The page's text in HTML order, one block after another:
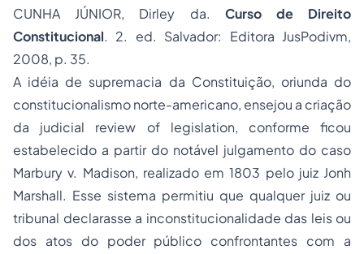
CUNHA JÚNIOR, Dirley da. Curso de Direito
Constitucional. 2. ed. Salvador: Editora JusPodivm,
2008, p. 35.
A idéia de supremacia da Constituição, oriunda do
constitucionalismo norte-americano, ensejou a criação
da judicial review of legislation, conforme ficou
estabelecido a partir do notável julgamento do caso
Marbury v. Madison, realizado em 1803 pelo juiz Jonh
Marshall. Esse sistema permitiu que qualquer juiz ou
tribunal declarasse a inconstitucionalidade das leis ou
dos atos do poder público confrontantes com a